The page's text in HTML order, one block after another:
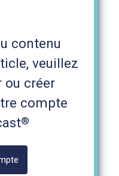
contenu
veuillez
ou créer
compte
®